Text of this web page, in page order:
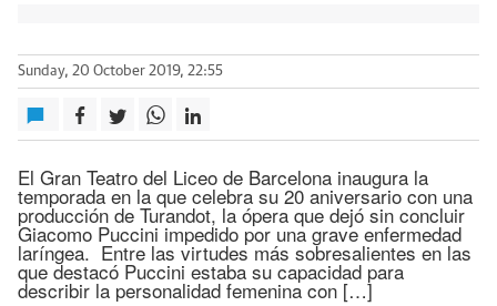
Sunday, 20 October 2019, 22:55
El Gran Teatro del Liceo de Barcelona inaugura la
temporada en la que celebra su 20 aniversario con una
producción de Turandot, la ópera que dejó sin concluir
Giacomo Puccini impedido por una grave enfermedad
laríngea. Entre las virtudes más sobresalientes en las
que destacó Puccini estaba su capacidad para
describir la personalidad femenina con […]